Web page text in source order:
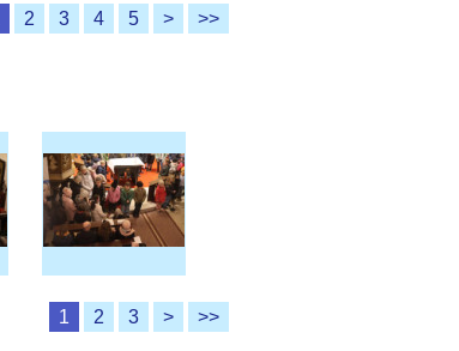
2 3 4 5 > >>
1 2 3 > >>